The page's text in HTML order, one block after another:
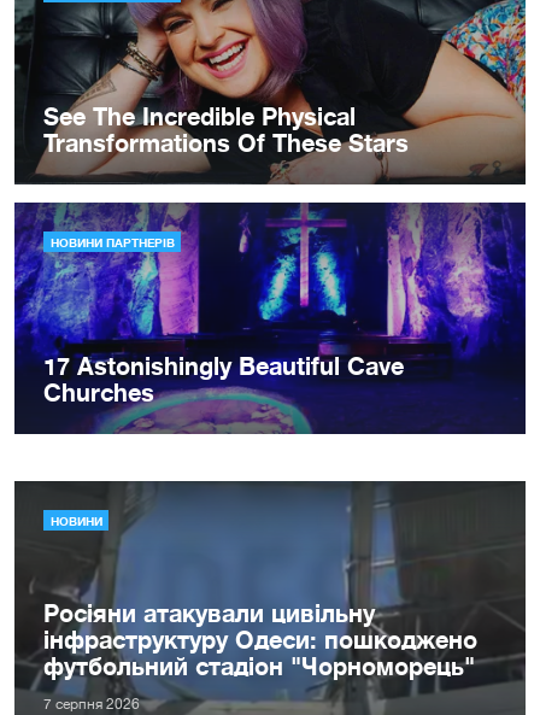
НОВИНИ
Росіяни атакували цивільну
інфраструктуру Одеси: пошкоджено
футбольний стадіон "Чорноморець"
7 серпня 2026